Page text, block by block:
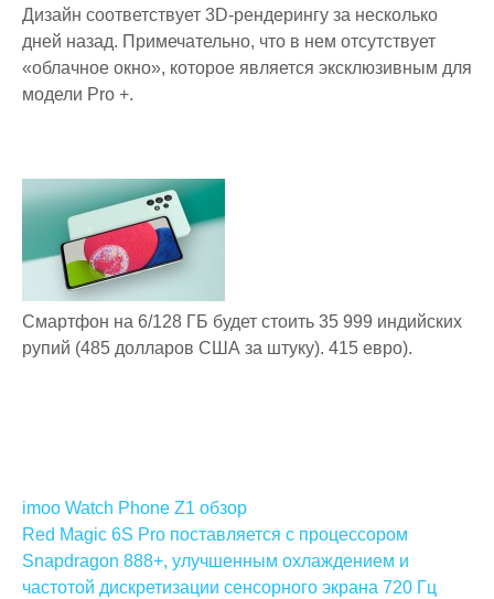
Дизайн соответствует 3D-рендерингу за несколько
дней назад. Примечательно, что в нем отсутствует
«облачное окно», которое является эксклюзивным для
модели Pro +.
Смартфон на 6/128 ГБ будет стоить 35 999 индийских
рупий (485 долларов США за штуку). 415 евро).
Навигация
по
записям
imoo Watch Phone Z1 обзор
Red Magic 6S Pro поставляется с процессором
Snapdragon 888+, улучшенным охлаждением и
частотой дискретизации сенсорного экрана 720 Гц